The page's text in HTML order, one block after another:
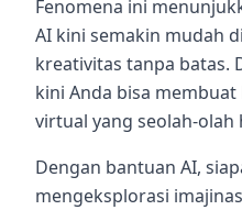
Fenomena ini
AI kini semakin mudah
kreativitas tanpa batas.
kini Anda bisa
virtual yang seolah-
Dengan bantuan AI,
mengeksplorasi